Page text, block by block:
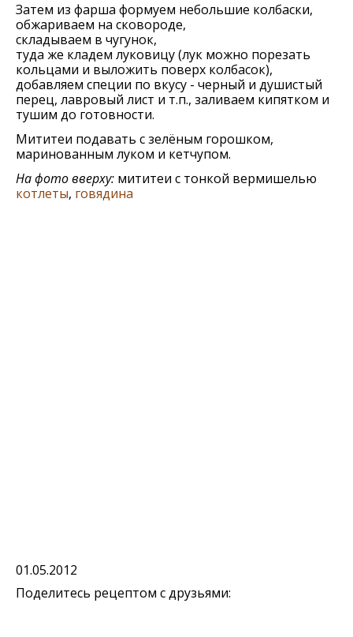
Затем из фарша формуем небольшие колбаски,
обжариваем на сковороде,
складываем в чугунок,
туда же кладем луковицу (лук можно порезать
кольцами и выложить поверх колбасок),
добавляем специи по вкусу - черный и душистый
перец, лавровый лист и т.п., заливаем кипятком и
тушим до готовности.
Мититеи подавать с зелёным горошком,
маринованным луком и кетчупом.
На фото вверху: мититеи с тонкой вермишелью
котлеты, говядина
01.05.2012
Поделитесь рецептом с друзьями: